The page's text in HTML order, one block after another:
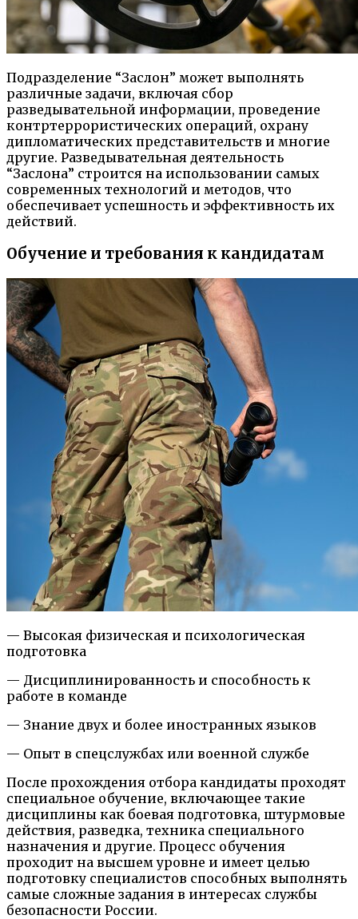
Подразделение “Заслон” может выполнять
различные задачи, включая сбор
разведывательной информации, проведение
контртеррористических операций, охрану
дипломатических представительств и многие
другие. Разведывательная деятельность
“Заслона” строится на использовании самых
современных технологий и методов, что
обеспечивает успешность и эффективность их
действий.
Обучение и требования к кандидатам
— Высокая физическая и психологическая
подготовка
— Дисциплинированность и способность к
работе в команде
— Знание двух и более иностранных языков
— Опыт в спецслужбах или военной службе
После прохождения отбора кандидаты проходят
специальное обучение, включающее такие
дисциплины как боевая подготовка, штурмовые
действия, разведка, техника специального
назначения и другие. Процесс обучения
проходит на высшем уровне и имеет целью
подготовку специалистов способных выполнять
самые сложные задания в интересах службы
безопасности России.